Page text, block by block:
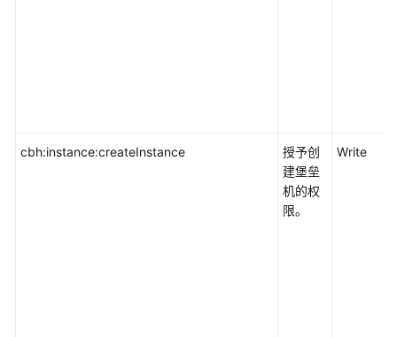
cbh:instance:createInstance
授予创
建堡垒
机的权
限。
Write